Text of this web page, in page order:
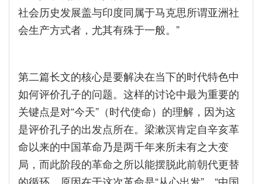
社会历史发展盖与印度同属于马克思所谓亚洲社
会生产方式者，尤其有殊于一般。”
第二篇长文的核心是要解决在当下的时代特色中
如何评价孔子的问题。这样的讨论中最为重要的
关键点是对“今天”（时代使命）的理解，因为这
是评价孔子的出发点所在。梁漱溟肯定自辛亥革
命以来的中国革命乃是两千年来所未有之大变
局，而此阶段的革命之所以能摆脱此前朝代更替